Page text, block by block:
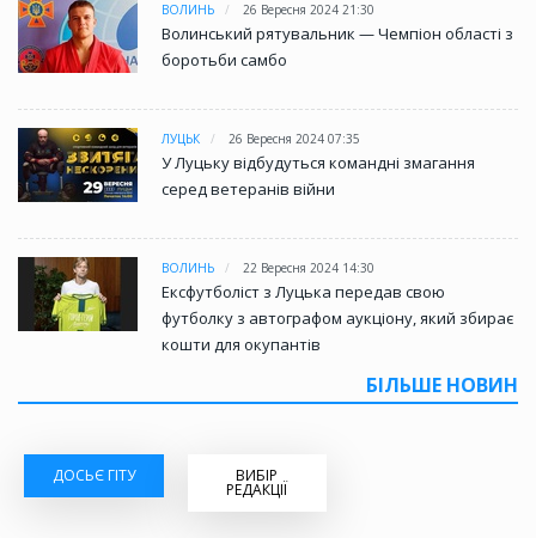
ВОЛИНЬ 26 Вересня 2024 21:30
Волинський рятувальник — Чемпіон області з
боротьби самбо
ЛУЦЬК 26 Вересня 2024 07:35
У Луцьку відбудуться командні змагання
серед ветеранів війни
ВОЛИНЬ 22 Вересня 2024 14:30
Ексфутболіст з Луцька передав свою
футболку з автографом аукціону, який збирає
кошти для окупантів
БІЛЬШЕ НОВИН
ДОСЬЄ ГІТУ ВИБІР
РЕДАКЦІЇ